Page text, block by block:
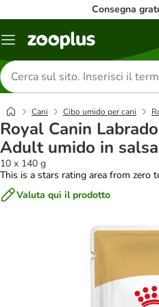
Consegna
Overview
Cerca
prodotti
Cani Cibo umido per cani
Royal Canin
Adult umido in
10 x 140 g
This is a stars rating area from zero
Valuta qui il prodotto